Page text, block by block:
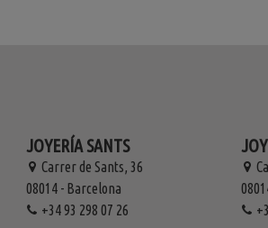
JOYERÍA SANTS
Carrer de Sants, 36
08014 - Barcelona
+34 93 298 07 26